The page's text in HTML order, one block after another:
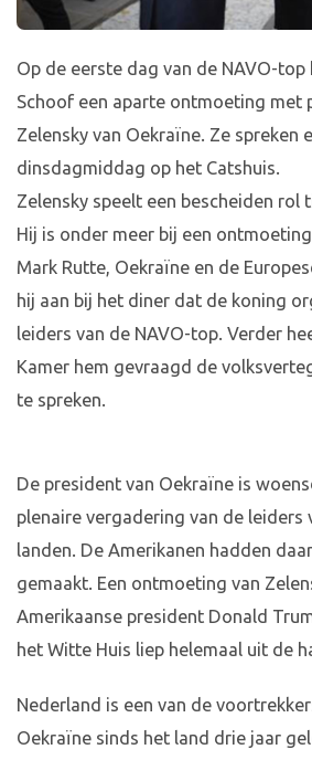
Op de eerste dag van de NAVO-
Schoof een aparte ontmoeting met
Zelensky van Oekraïne. Ze spreken
dinsdagmiddag op het Catshuis.
Zelensky speelt een bescheiden rol
Hij is onder meer bij een
Mark Rutte, Oekraïne en de
hij aan bij het diner dat de koning
leiders van de NAVO-top. Verder
Kamer hem gevraagd de
te spreken.
De president van Oekraïne is
plenaire vergadering van de leiders
landen. De Amerikanen hadden
gemaakt. Een ontmoeting van
Amerikaanse president Donald
het Witte Huis liep helemaal uit de
Nederland is een van de
Oekraïne sinds het land drie jaar